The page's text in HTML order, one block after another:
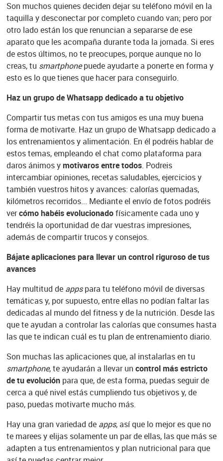
Son muchos quienes deciden dejar su teléfono móvil en la
taquilla y desconectar por completo cuando van; pero por
otro lado están los que renuncian a separarse de ese
aparato que les acompaña durante toda la jornada. Si eres
de estos últimos, no te preocupes, porque aunque no lo
creas, tu smartphonepuede ayudarte a ponerte en forma y
esto es lo que tienes que hacer para conseguirlo.
Haz un grupo de Whatsapp dedicado a tu objetivo
Compartir tus metas con tus amigos es una muy buena
forma de motivarte. Haz un grupo de Whatsapp dedicado a
los entrenamientos y alimentación. En él podréis hablar de
estos temas, empleando el chat como plataforma para
daros ánimos ymotivaros entre todos. Podreis
intercambiar opiniones, recetas saludables, ejercicios y
también vuestros hitos y avances: calorías quemadas,
kilómetros recorridos... Mediante el envío de fotos podréis
vercómo habéis evolucionadofísicamente cada uno y
tendréis la oportunidad de dar vuestras impresiones,
además de compartir trucos y consejos.
Bájate aplicaciones para llevar un control riguroso de tus
avances
Hay multitud de appspara tu teléfono móvil de diversas
temáticas y, por supuesto, entre ellas no podían faltar las
dedicadas al mundo del fitness y de la nutrición. Desde las
que te ayudan a controlar las calorías que consumes hasta
las que te indican cuál es tu plan de entrenamiento diario.
Son muchas las aplicaciones que, al instalarlas en tu
smartphone, te ayudarán a llevar un control más estricto
de tu evoluciónpara que, de esta forma, puedas seguir de
cerca a qué nivel estás cumpliendo tus objetivos y, de
paso, puedas motivarte mucho más.
Hay una gran variedad de apps, así que lo mejor es que no
te marees y elijas solamente un par de ellas, las que más se
adapten a tus entrenamientos y plan nutricional para que